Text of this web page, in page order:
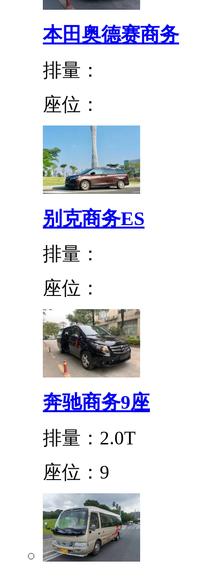
本田奥德赛商务
排量：
座位：
别克商务ES
排量：
座位：
奔驰商务9座
排量：2.0T
座位：9